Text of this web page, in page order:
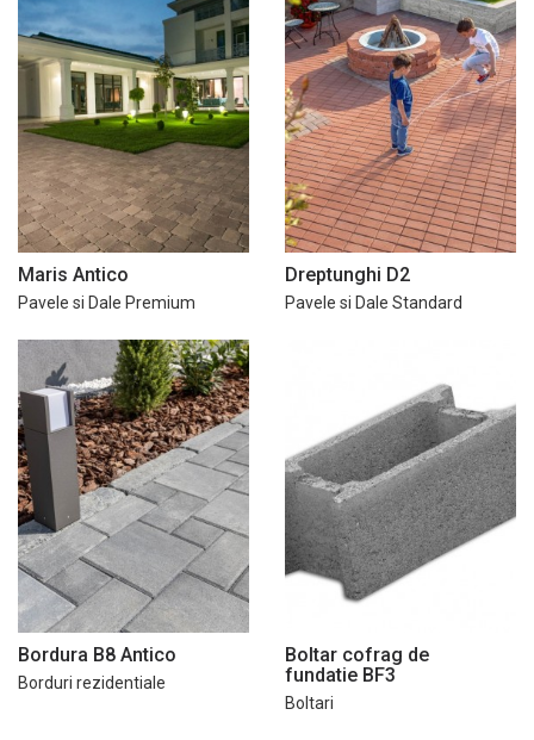
Maris Antico
Pavele si Dale Premium
Dreptunghi D2
Pavele si Dale Standard
Bordura B8 Antico
Borduri rezidentiale
Boltar cofrag de
fundatie BF3
Boltari